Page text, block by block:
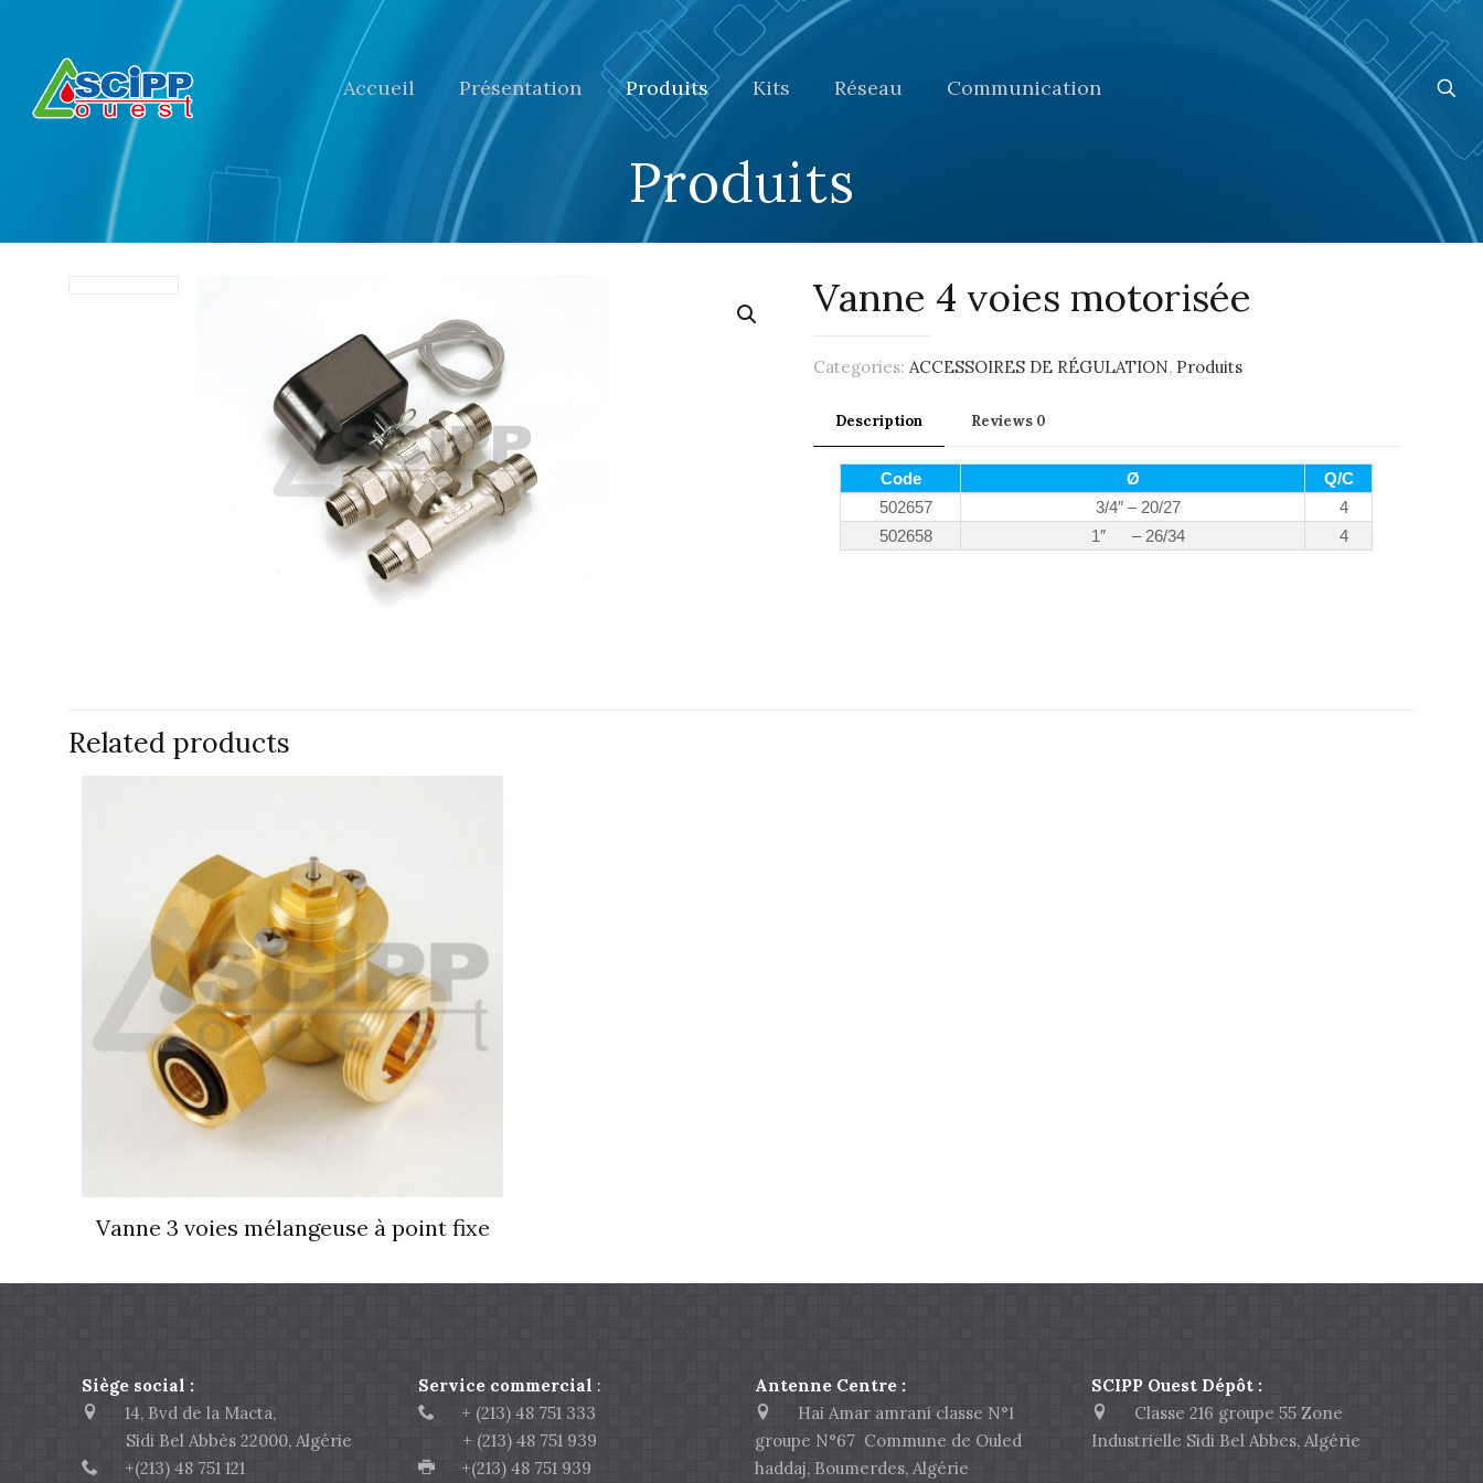
Accueil Présentation Produits Kits Réseau Communication
Produits
Vanne 4 voies motorisée
Categories: ACCESSOIRES DE RÉGULATION, Produits
Description Reviews 0
Code Ø
Q/C
502657
3/4″ – 20/27
4
502658
1″ – 26/34 4
Related products
Vanne 3 voies mélangeuse à point fixe
Siège social :
14, Bvd de la Macta,
Sidi Bel Abbès 22000, Algérie
+(213) 48 751 121
Service commercial :
+ (213) 48 751 333
+ (213) 48 751 939
+(213) 48 751 939
Antenne Centre :
Hai Amar amrani classe N°1
groupe N°67 Commune de Ouled
haddaj, Boumerdes, Algérie
SCIPP Ouest Dépôt :
Classe 216 groupe 55 Zone
Industrielle Sidi Bel Abbes, Algérie